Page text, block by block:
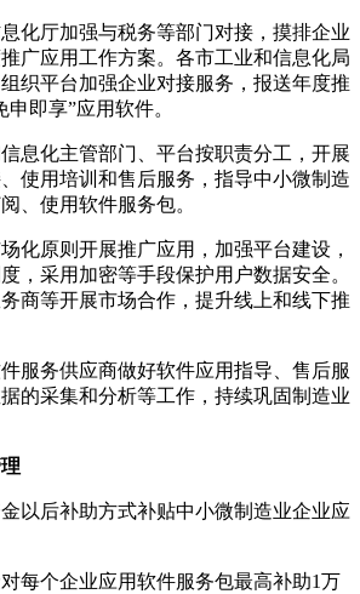
化厅加强与税务等部门对接，摸排企业
广应用工作方案。各市工业和信息化局
织平台加强企业对接服务，报送年度推
即享”应用软件。
息化主管部门、平台按职责分工，开展
使用培训和售后服务，指导中小微制造
、使用软件服务包。
化原则开展推广应用，加强平台建设，
，采用加密等手段保护用户数据安全。
商等开展市场合作，提升线上和线下推
服务供应商做好软件应用指导、售后服
的采集和分析等工作，持续巩固制造业
以后补助方式补贴中小微制造业企业应
每个企业应用软件服务包最高补助1万